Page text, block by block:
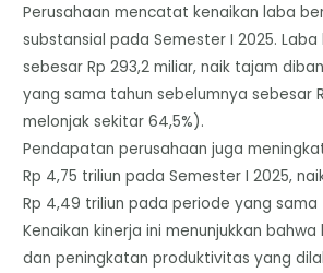
Perusahaan mencatat kenaikan laba
substansial pada Semester I 2025.
sebesar Rp 293,2 miliar, naik tajam
yang sama tahun sebelumnya sebesar
melonjak sekitar 64,5%).
Pendapatan perusahaan juga
Rp 4,75 triliun pada Semester I 2025,
Rp 4,49 triliun pada periode yang sama
​Kenaikan kinerja ini menunjukkan
dan peningkatan produktivitas yang